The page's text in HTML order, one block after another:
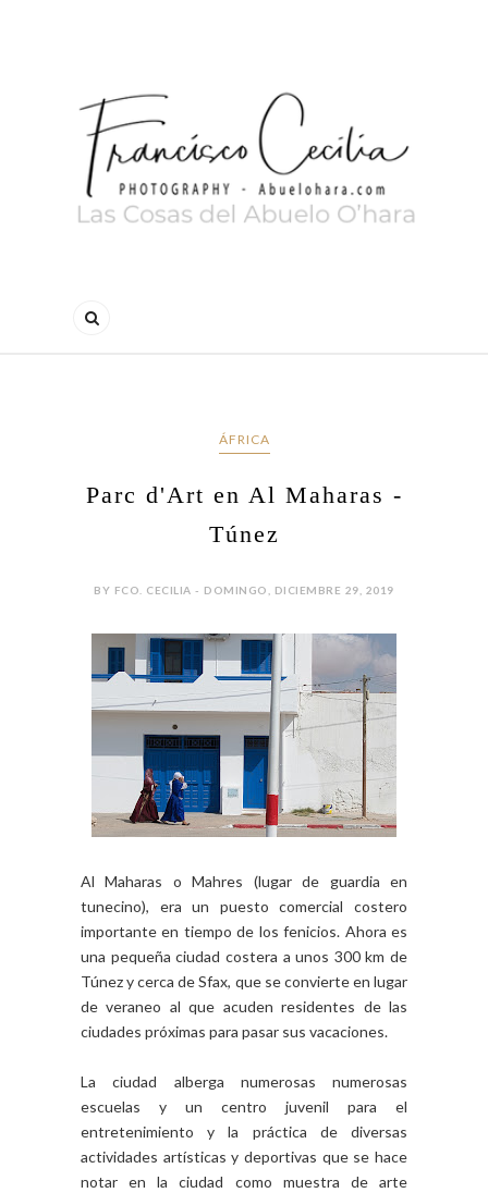
ÁFRICA
Parc d'Art en Al Maharas -
Túnez
BY FCO. CECILIA - DOMINGO, DICIEMBRE 29, 2019
Al Maharas o Mahres (lugar de guardia en
tunecino), era un puesto comercial costero
importante en tiempo de los fenicios. Ahora es
una pequeña ciudad costera a unos 300 km de
Túnez y cerca deSfax, que se convierte en lugar
de veraneo al que acuden residentes de las
ciudades próximas para pasar sus vacaciones.
La ciudad alberga numerosas numerosas
escuelas y un centro juvenil para el
entretenimiento y la práctica de diversas
actividades artísticas y deportivas que se hace
notar en la ciudad como muestra de arte